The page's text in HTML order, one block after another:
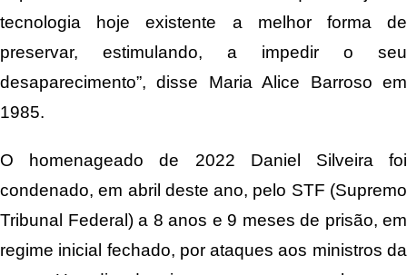
tecnologia hoje existente a melhor forma de
preservar, estimulando, a impedir o seu
desaparecimento”, disse Maria Alice Barroso em
1985.
O homenageado de 2022 Daniel Silveira foi
condenado, em abril deste ano, pelo STF (Supremo
Tribunal Federal) a 8 anos e 9 meses de prisão, em
regime inicial fechado, por ataques aos ministros da